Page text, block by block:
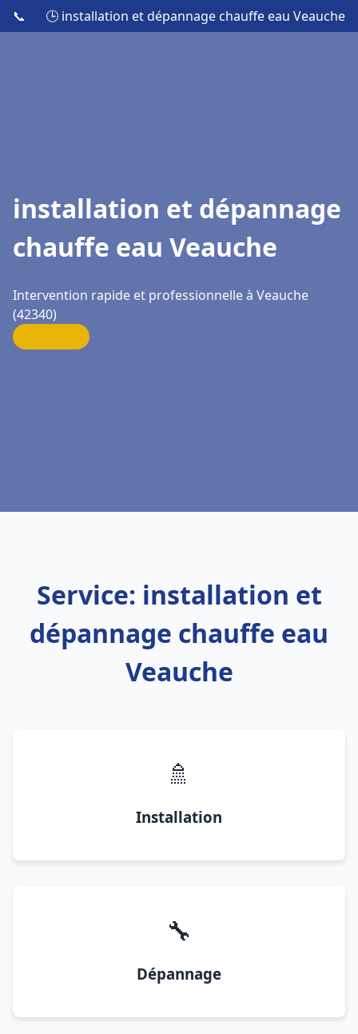
📞 🕒 installation et dépannage chauffe eau Veauche
installation et dépannage
chauffe eau Veauche
Intervention rapide et professionnelle à Veauche
(42340)
Service: installation et
dépannage chauffe eau
Veauche
🚿
Installation
🔧
Dépannage